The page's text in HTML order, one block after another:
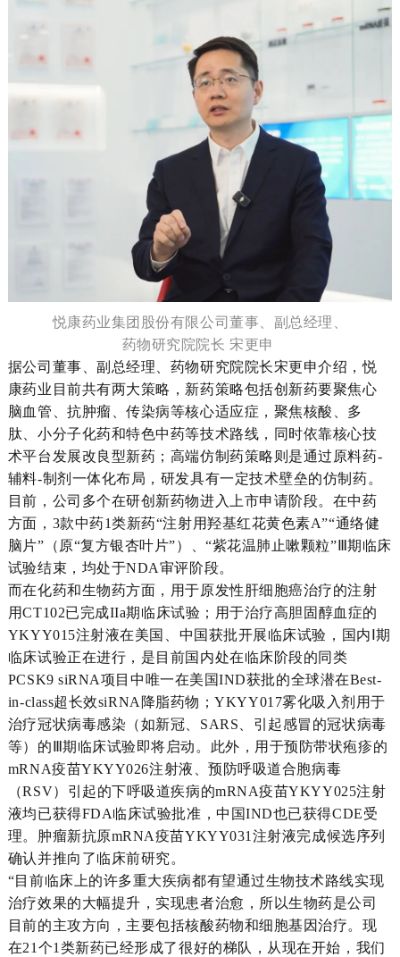
悦康药业集团股份有限公司董事、副总经理、
药物研究院院长 宋更申
据公司董事、副总经理、药物研究院院长宋更申介绍，悦
康药业目前共有两大策略，新药策略包括创新药要聚焦心
脑血管、抗肿瘤、传染病等核心适应症，聚焦核酸、多
肽、小分子化药和特色中药等技术路线，同时依靠核心技
术平台发展改良型新药；高端仿制药策略则是通过原料药-
辅料-制剂一体化布局，研发具有一定技术壁垒的仿制药。
目前，公司多个在研创新药物进入上市申请阶段。在中药
方面，3款中药1类新药“注射用羟基红花黄色素A”“通络健
脑片”（原“复方银杏叶片”）、“紫花温肺止嗽颗粒”Ⅲ期临床
试验结束，均处于NDA审评阶段。
而在化药和生物药方面，用于原发性肝细胞癌治疗的注射
用CT102已完成IIa期临床试验；用于治疗高胆固醇血症的
YKYY015注射液在美国、中国获批开展临床试验，国内Ⅰ期
临床试验正在进行，是目前国内处在临床阶段的同类
PCSK9 siRNA项目中唯一在美国IND获批的全球潜在Best-
in-class超长效siRNA降脂药物；YKYY017雾化吸入剂用于
治疗冠状病毒感染（如新冠、SARS、引起感冒的冠状病毒
等）的Ⅲ期临床试验即将启动。此外，用于预防带状疱疹的
mRNA疫苗YKYY026注射液、预防呼吸道合胞病毒
（RSV）引起的下呼吸道疾病的mRNA疫苗YKYY025注射
液均已获得FDA临床试验批准，中国IND也已获得CDE受
理。肿瘤新抗原mRNA疫苗YKYY031注射液完成候选序列
确认并推向了临床前研究。
“目前临床上的许多重大疾病都有望通过生物技术路线实现
治疗效果的大幅提升，实现患者治愈，所以生物药是公司
目前的主攻方向，主要包括核酸药物和细胞基因治疗。现
在21个1类新药已经形成了很好的梯队，从现在开始，我们